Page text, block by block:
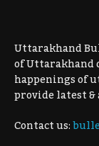
Uttarakhand
of Uttarakhand
happenings of
provide latest
Contact us: